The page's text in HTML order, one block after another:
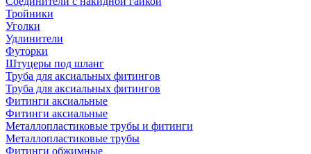
Тройники
Уголки
Удлинители
Футорки
Штуцеры под шланг
Труба для аксиальных фитингов
Труба для аксиальных фитингов
Фитинги аксиальные
Фитинги аксиальные
Металлопластиковые трубы и фитинги
Металлопластиковые трубы
Фитинги обжимные